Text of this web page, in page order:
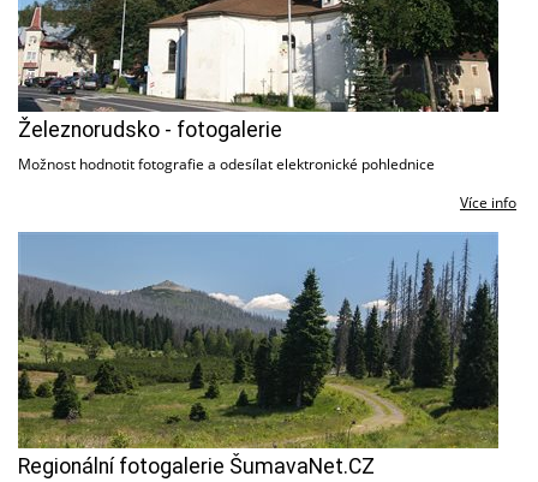
Železnorudsko - fotogalerie
Možnost hodnotit fotografie a odesílat elektronické pohlednice
Více info
Regionální fotogalerie ŠumavaNet.CZ